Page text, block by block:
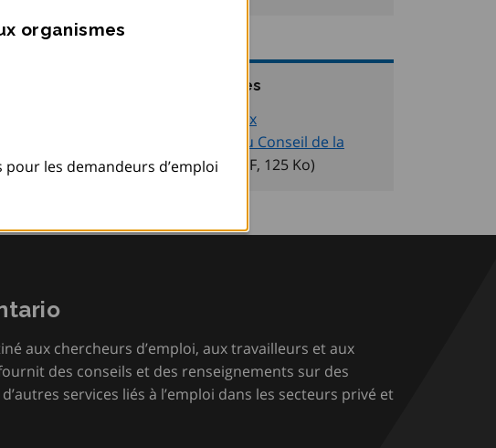
organismes
les demandeurs d’emploi
Informations connexes
Note de service : Prix
d’alphabétisation du Conseil de la
fédération 2023
(PDF, 125 Ko)
aux chercheurs d’emploi, aux travailleurs et aux
des conseils et des renseignements sur des
services liés à l’emploi dans les secteurs privé et